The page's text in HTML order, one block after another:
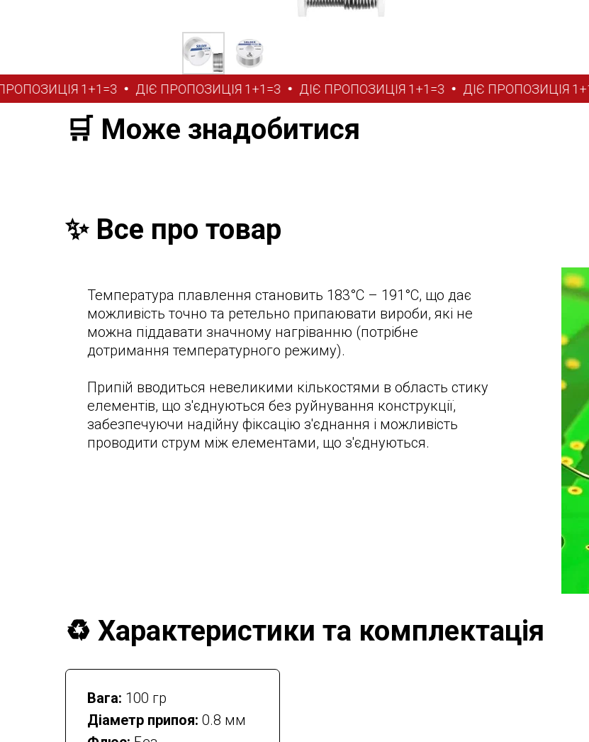
1+1=3 ДІЄ ПРОПОЗИЦІЯ 1+1=3 ДІЄ ПРОПОЗИЦІЯ 1+1=3 ДІЄ ПРОПОЗИЦІЯ 1+1=3
🛒 Може знадобитися
✨ Все про товар
Температура плавлення становить 183°C – 191°C, що дає
можливість точно та ретельно припаювати вироби, які не
можна піддавати значному нагріванню (потрібне
дотримання температурного режиму).
Припій вводиться невеликими кількостями в область стику
елементів, що з'єднуються без руйнування конструкції,
забезпечуючи надійну фіксацію з'єднання і можливість
проводити струм між елементами, що з'єднуються.
♻️ Характеристики та комплектація
Вага: 100 гр
Діаметр припоя: 0.8 мм